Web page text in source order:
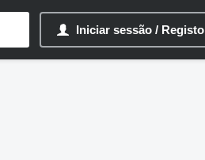
Iniciar sessão / Registo